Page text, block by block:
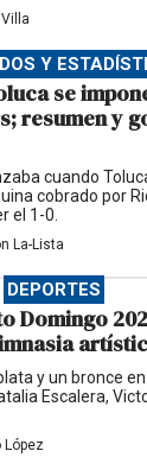
Y
se
resumen y
cuando
cobrado por
el 1-0.
La-Lista
DEPORTES
Domingo
y un bronce
Escalera,
López